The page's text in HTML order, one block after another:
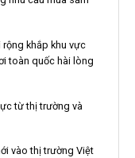
khắp khu vực
toàn quốc hài lòng
từ thị trường và
vào thị trường Việt